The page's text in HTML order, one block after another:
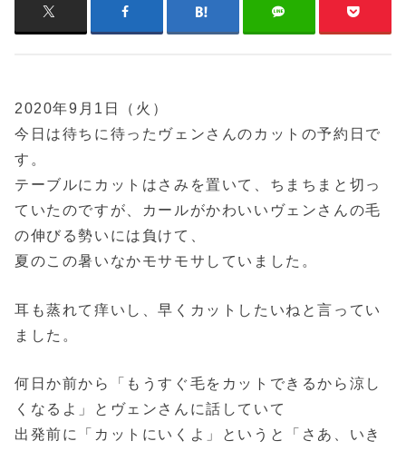
2020年9月1日（火）
今日は待ちに待ったヴェンさんのカットの予約日で
す。
テーブルにカットはさみを置いて、ちまちまと切っ
ていたのですが、カールがかわいいヴェンさんの毛
の伸びる勢いには負けて、
夏のこの暑いなかモサモサしていました。
耳も蒸れて痒いし、早くカットしたいねと言ってい
ました。
何日か前から「もうすぐ毛をカットできるから涼し
くなるよ」とヴェンさんに話していて
出発前に「カットにいくよ」というと「さあ、いき